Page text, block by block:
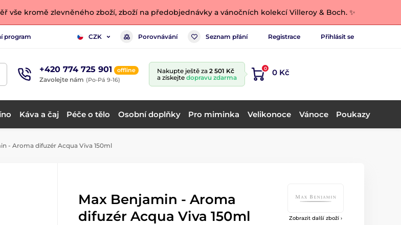
vše kromě zlevněného zboží, zboží na předobjednávky a vánočních kolekcí Villeroy & Boch. ✨
program CZK Porovnávání Seznam přání Registrace Přihlásit se
+420 774 725 901 offline
Zavolejte nám (Po-Pá 9-16)
Nakupte ještě za 2 501 Kč
a získejte dopravu zdarma
0 0 Kč
Káva a čaj Péče o tělo Osobní doplňky Pro miminka Velikonoce Vánoce Poukazy
- Aroma difuzér Acqua Viva 150ml
Zobrazit další zboží ›
Max Benjamin - Aroma
difuzér Acqua Viva 150ml